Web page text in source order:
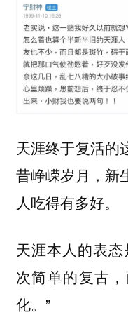
天涯终于复活的
昔峥嵘岁月，新
人吃得有多好。
天涯本人的表
次简单的复古
化。”